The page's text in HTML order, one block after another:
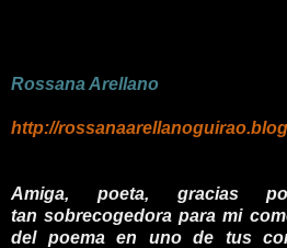
Rossana Arellano
http://
Amiga, poeta, gracias
tan sobrecogedora para mi
del poema en uno de tus